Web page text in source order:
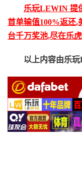
乐玩LEWIN 提
首单输值100%返还,
台千万奖池,尽在乐
以上内容由乐